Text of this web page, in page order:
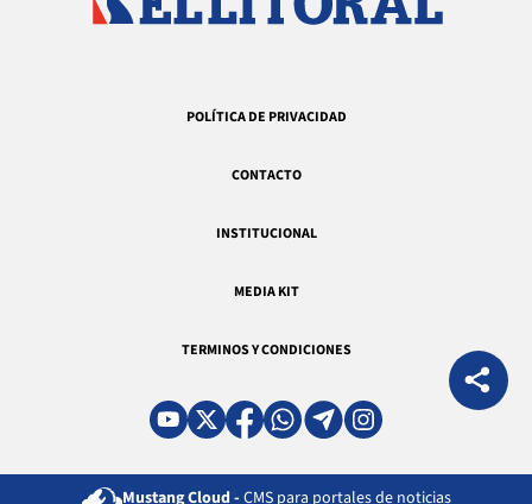
POLÍTICA DE PRIVACIDAD
CONTACTO
INSTITUCIONAL
MEDIA KIT
TERMINOS Y CONDICIONES
Mustang Cloud - CMS para portales de noticias